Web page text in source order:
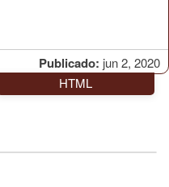
Publicado: jun 2, 2020
HTML